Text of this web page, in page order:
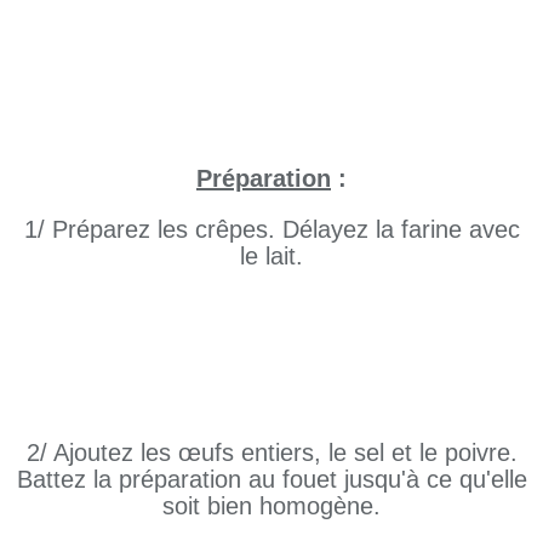
Préparation :
1/ Préparez les crêpes. Délayez la farine avec
le lait.
2/ Ajoutez les œufs entiers, le sel et le poivre.
Battez la préparation au fouet jusqu'à ce qu'elle
soit bien homogène.